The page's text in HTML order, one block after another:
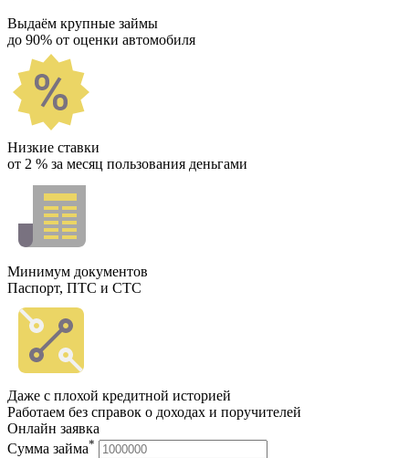
Выдаём крупные займы
до 90% от оценки автомобиля
Низкие ставки
от 2 % за месяц пользования деньгами
Минимум документов
Паспорт, ПТС и СТС
Даже с плохой кредитной историей
Работаем без справок о доходах и поручителей
Онлайн заявка
Сумма займа*